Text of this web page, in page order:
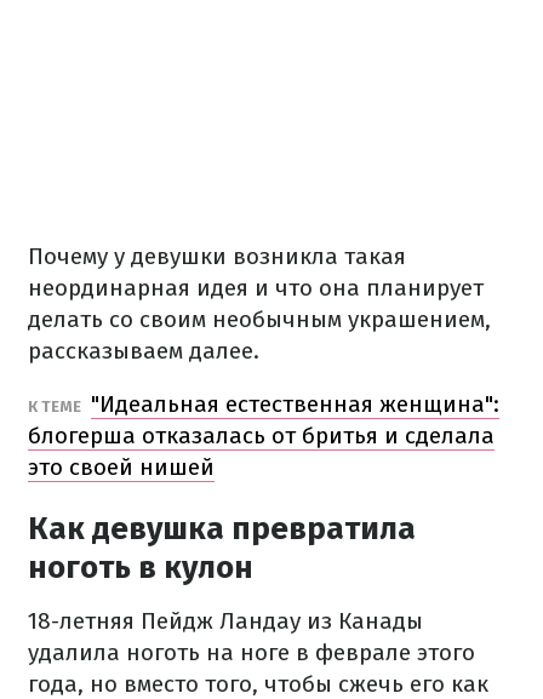
Почему у девушки возникла такая
неординарная идея и что она планирует
делать со своим необычным украшением,
рассказываем далее.
К ТЕМЕ "Идеальная естественная женщина":
блогерша отказалась от бритья и сделала
это своей нишей
Как девушка превратила
ноготь в кулон
18-летняя Пейдж Ландау из Канады
удалила ноготь на ноге в феврале этого
года, но вместо того, чтобы сжечь его как